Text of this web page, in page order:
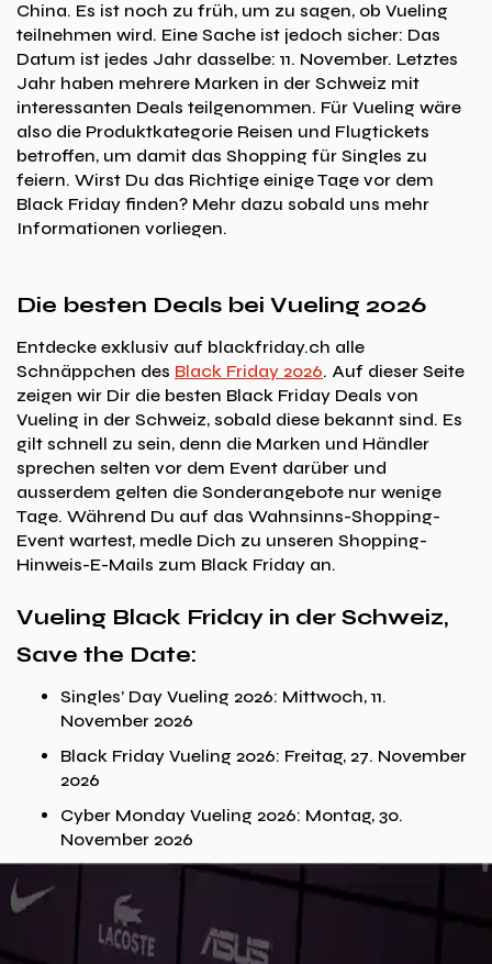
China. Es ist noch zu früh, um zu sagen, ob Vueling
teilnehmen wird. Eine Sache ist jedoch sicher: Das
Datum ist jedes Jahr dasselbe: 11. November. Letztes
Jahr haben mehrere Marken in der Schweiz mit
interessanten Deals teilgenommen. Für Vueling wäre
also die Produktkategorie Reisen und Flugtickets
betroffen, um damit das Shopping für Singles zu
feiern. Wirst Du das Richtige einige Tage vor dem
Black Friday finden? Mehr dazu sobald uns mehr
Informationen vorliegen.
Die besten Deals bei Vueling 2026
Entdecke exklusiv auf blackfriday.ch alle
Schnäppchen des Black Friday 2026. Auf dieser Seite
zeigen wir Dir die besten Black Friday Deals von
Vueling in der Schweiz, sobald diese bekannt sind. Es
gilt schnell zu sein, denn die Marken und Händler
sprechen selten vor dem Event darüber und
ausserdem gelten die Sonderangebote nur wenige
Tage. Während Du auf das Wahnsinns-Shopping-
Event wartest, medle Dich zu unseren Shopping-
Hinweis-E-Mails zum Black Friday an.
Vueling Black Friday in der Schweiz,
Save the Date:
Singles’ Day Vueling 2026: Mittwoch, 11.
November 2026
Black Friday Vueling 2026: Freitag, 27. November
2026
Cyber Monday Vueling 2026: Montag, 30.
November 2026